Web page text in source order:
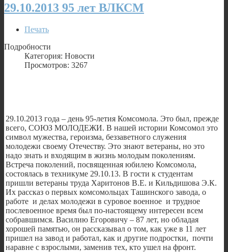
29.10.2013 95 лет ВЛКСМ
Печать
Подробности
Категория: Новости
Просмотров: 3267
29.10.2013 года – день 95-летия Комсомола. Это был, прежде
всего, СОЮЗ МОЛОДЕЖИ. В нашей истории Комсомол это
символ мужества, героизма, беззаветного служения
молодежи своему Отечеству. Это знают ветераны, но это
надо знать и входящим в жизнь молодым поколениям.
Встреча поколений, посвященная юбилею Комсомола,
состоялась в техникуме 29.10.13. В гости к студентам
пришли ветераны труда Харитонов В.Е. и Кильдишова Э.К.
Их рассказ о первых комсомольцах Ташинского завода, о
работе и делах молодежи в суровое военное и трудное
послевоенное время был по-настоящему интересен всем
собравшимся. Василию Егоровичу – 87 лет, но обладая
хорошей памятью, он рассказывал о том, как уже в 11 лет
пришел на завод и работал, как и другие подростки, почти
наравне с взрослыми, заменив тех, кто ушел на фронт.